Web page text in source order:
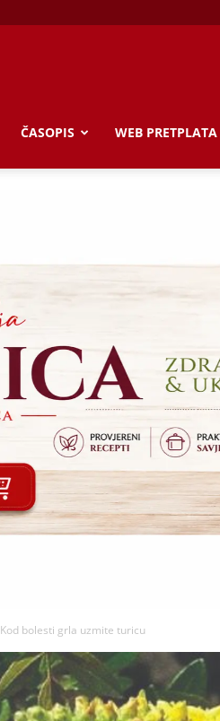
ČASOPIS WEB PRETPLATA
Kod bolesti grla uzmite turicu